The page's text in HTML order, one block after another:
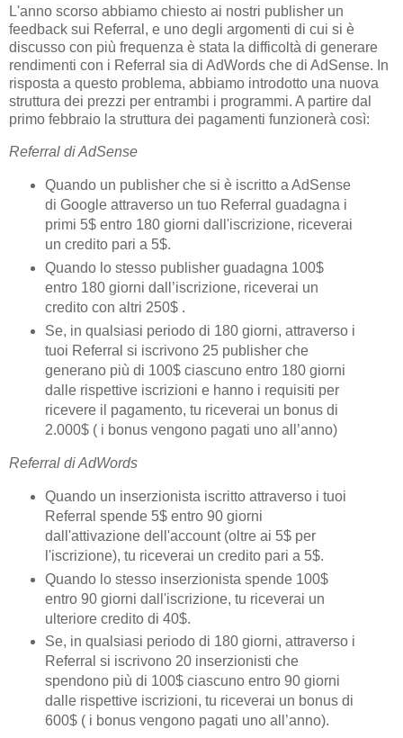
L'anno scorso abbiamo chiesto ai nostri publisher un
feedback sui Referral, e uno degli argomenti di cui si è
discusso con più frequenza è stata la difficoltà di generare
rendimenti con i Referral sia di AdWords che di AdSense. In
risposta a questo problema, abbiamo introdotto una nuova
struttura dei prezzi per entrambi i programmi. A partire dal
primo febbraio la struttura dei pagamenti funzionerà così:
Referral di AdSense
Quando un publisher che si è iscritto a AdSense
di Google attraverso un tuo Referral guadagna i
primi 5$ entro 180 giorni dall'iscrizione, riceverai
un credito pari a 5$.
Quando lo stesso publisher guadagna 100$
entro 180 giorni dall’iscrizione, riceverai un
credito con altri 250$ .
Se, in qualsiasi periodo di 180 giorni, attraverso i
tuoi Referral si iscrivono 25 publisher che
generano più di 100$ ciascuno entro 180 giorni
dalle rispettive iscrizioni e hanno i requisiti per
ricevere il pagamento, tu riceverai un bonus di
2.000$ ( i bonus vengono pagati uno all’anno)
Referral di AdWords
Quando un inserzionista iscritto attraverso i tuoi
Referral spende 5$ entro 90 giorni
dall'attivazione dell'account (oltre ai 5$ per
l'iscrizione), tu riceverai un credito pari a 5$.
Quando lo stesso inserzionista spende 100$
entro 90 giorni dall'iscrizione, tu riceverai un
ulteriore credito di 40$.
Se, in qualsiasi periodo di 180 giorni, attraverso i
Referral si iscrivono 20 inserzionisti che
spendono più di 100$ ciascuno entro 90 giorni
dalle rispettive iscrizioni, tu riceverai un bonus di
600$ ( i bonus vengono pagati uno all’anno).